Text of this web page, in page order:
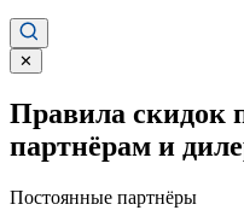
✕
Правила скидок
партнёрам и
Постоянные партнёры